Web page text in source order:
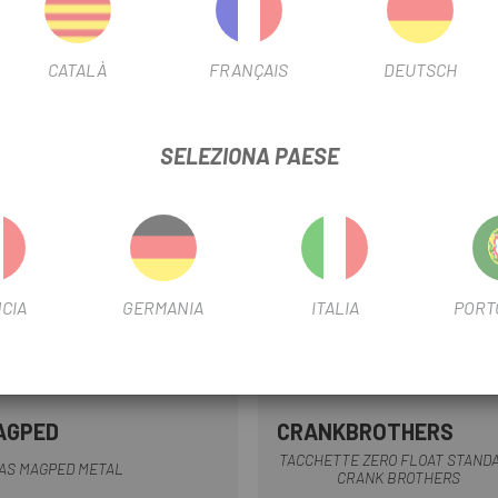
MAGPED METAL
Argento
-15%
CRANKBROTHERS
TACCHETTE ZERO FLOAT
CRANK BROTHERS
CATALÀ FRANÇAIS DEUTSCH
SELEZIONA PAESE
GERMANIA ITALIA